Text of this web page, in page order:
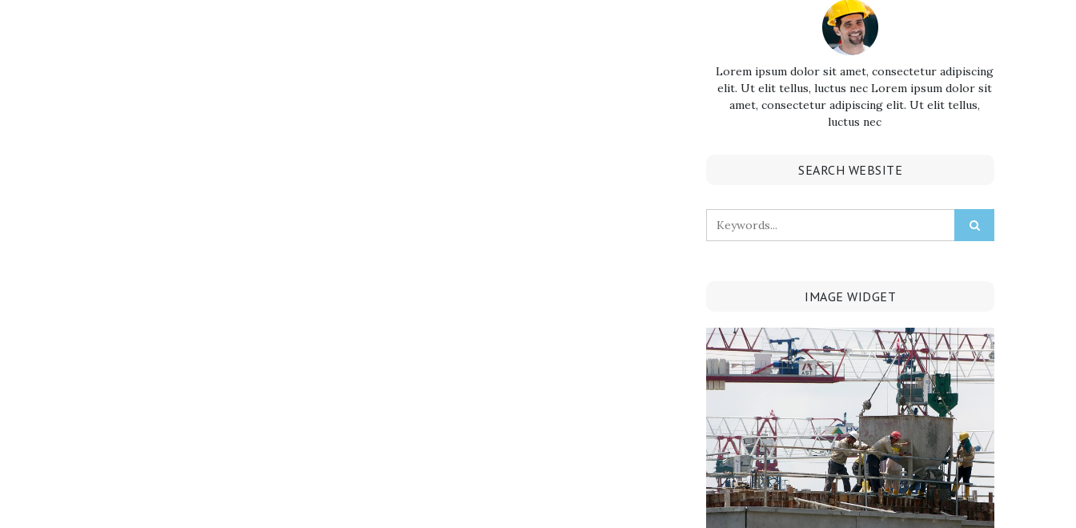
Lorem ipsum dolor sit amet, consectetur adipiscing
elit. Ut elit tellus, luctus nec Lorem ipsum dolor sit
amet, consectetur adipiscing elit. Ut elit tellus,
luctus nec
SEARCH WEBSITE
IMAGE WIDGET